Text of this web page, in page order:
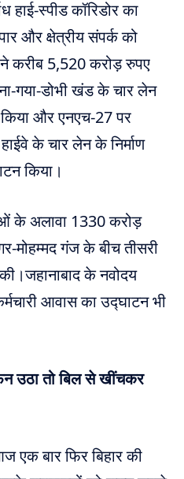
हाई-स्पीड कॉरिडोर का
और क्षेत्रीय संपर्क को
ने करीब 5,520 करोड़ रुपए
गया-डोभी खंड के चार लेन
किया और एनएच-27 पर
के चार लेन के निर्माण
किया।
के अलावा 1330 करोड़
मोहम्मद गंज के बीच तीसरी
के नवोदय
आवास का उद्घाटन भी
उठा तो बिल से खींचकर
एक बार फिर बिहार की